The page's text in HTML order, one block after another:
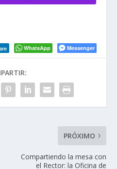
WhatsApp Messenger
PRÓXIMO
Compartiendo la mesa con
el Rector: la Oficina de